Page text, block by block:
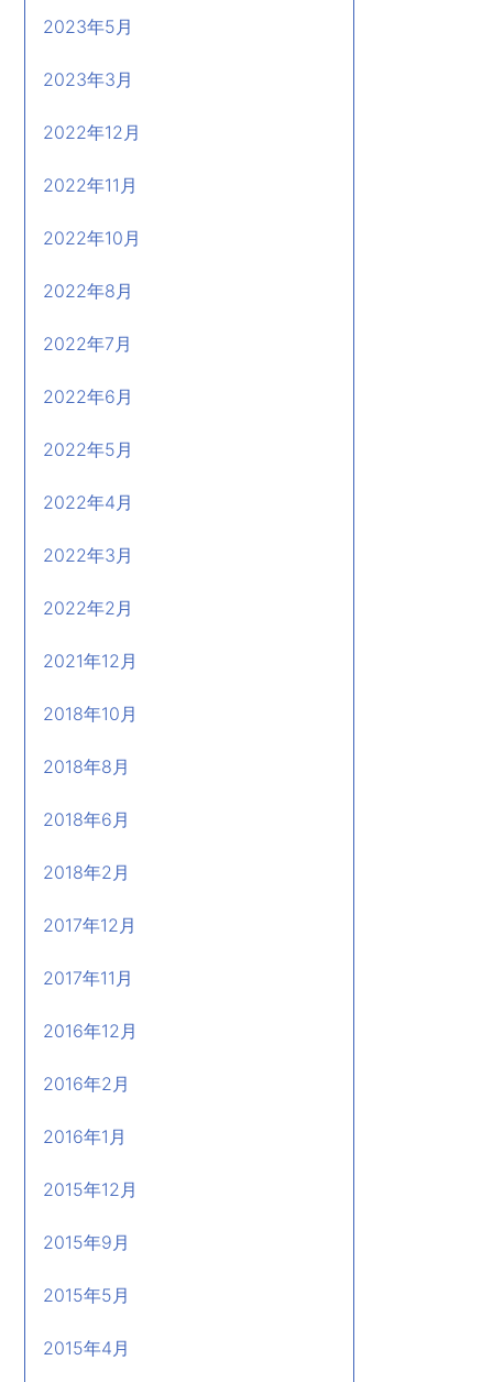
2023年5月
2023年3月
2022年12月
2022年11月
2022年10月
2022年8月
2022年7月
2022年6月
2022年5月
2022年4月
2022年3月
2022年2月
2021年12月
2018年10月
2018年8月
2018年6月
2018年2月
2017年12月
2017年11月
2016年12月
2016年2月
2016年1月
2015年12月
2015年9月
2015年5月
2015年4月